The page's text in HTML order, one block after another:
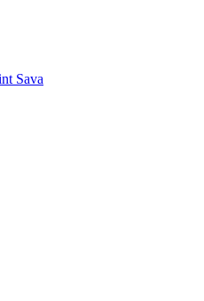
Sava